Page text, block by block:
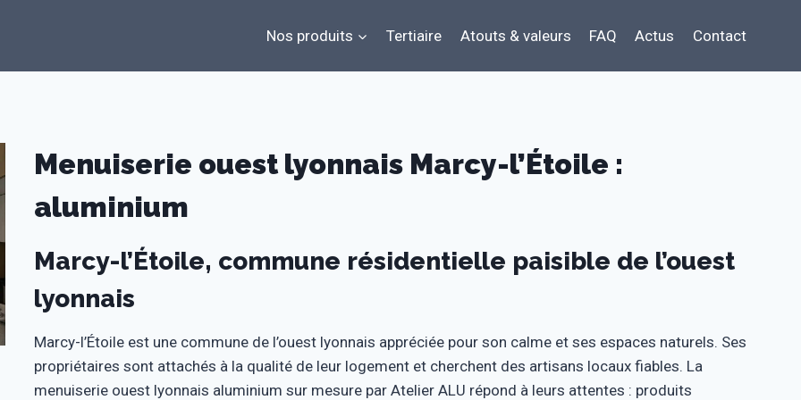
Nos produits Tertiaire Atouts & valeurs FAQ Actus Contact
Menuiserie ouest lyonnais Marcy-l’Étoile :
aluminium
Marcy-l’Étoile, commune résidentielle paisible de l’ouest
lyonnais
Marcy-l’Étoile est une commune de l’ouest lyonnais appréciée pour son calme et ses espaces naturels. Ses
propriétaires sont attachés à la qualité de leur logement et cherchent des artisans locaux fiables. La
menuiserie ouest lyonnais aluminium sur mesure par Atelier ALU répond à leurs attentes : produits